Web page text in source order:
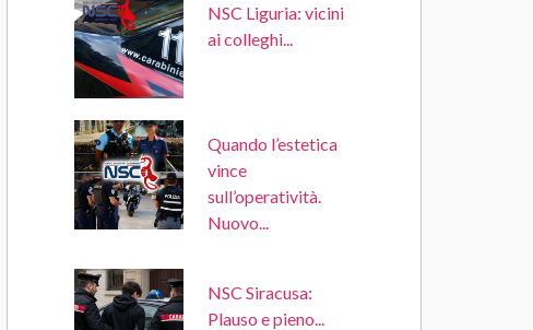
NSC Liguria: vicini
ai colleghi...
Quando l’estetica
vince
sull’operatività.
Nuovo...
NSC Siracusa:
Plauso e pieno...